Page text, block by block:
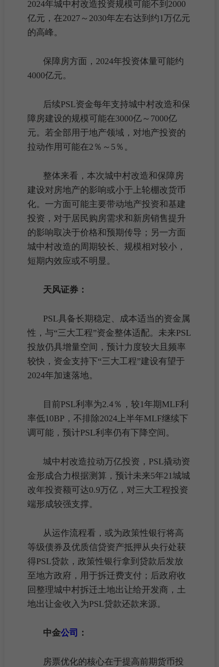
2024年城中村改造投资规模可能不到2000
亿元，在2027～2030年左右达到约1万亿元
的高峰。
保障房方面，2024年投资体量可能约
4000亿元。
后续PSL资金每年支持城中村改造和保
障房建设的规模可能在3000亿～7000亿
元。若全部用于地产领域，对地产投资的
拉动作用可能在2％～5％。
整体来看，本次城中村改造和保障房
建设对房地产的影响或小于上轮棚改货币
化。一方面可能主要带动地产投资和基建
投资，对于居民 购房需求和 新房销售提升
的影响取决于价格和预期传导；另一方面
城中村改造的周期较长、规模相对较小，
短期内效应或不明显。
天风证券：
PSL具备长期稳定、成本适当的资金属
性，与“三大工程”资金整体适配。未来PSL
投放仍具增量空间，预计力度较大且频率
较快，资金支持下“三大工程”建设有望于
2024年加速落地。
目前PSL利率为2.4％，较1年期MLF利
率低10BP，不排除2024上半年MLF继续下
调可能，预计PSL利率仍有下降空间。
城中村改造拉动万亿投资，PSL撬动资
金形成合力根据测算，预计未来5年21城城
改年投资额可达0.9万亿，对三大工程投资
端形成较强支撑。
从运作流程看，或为政策性银行将高
等级债券及优质信贷资产抵押从央行处获
得PSL贷款，政策性银行拿到贷款后发放
至地方政府，用于拆迁费支付；后政府收
回整理城中村拆迁土地出让给开发商，土
地出让金收入为PSL贷款还款来源。
中金公司 ：
房票优化的核心在于提高前期货币投